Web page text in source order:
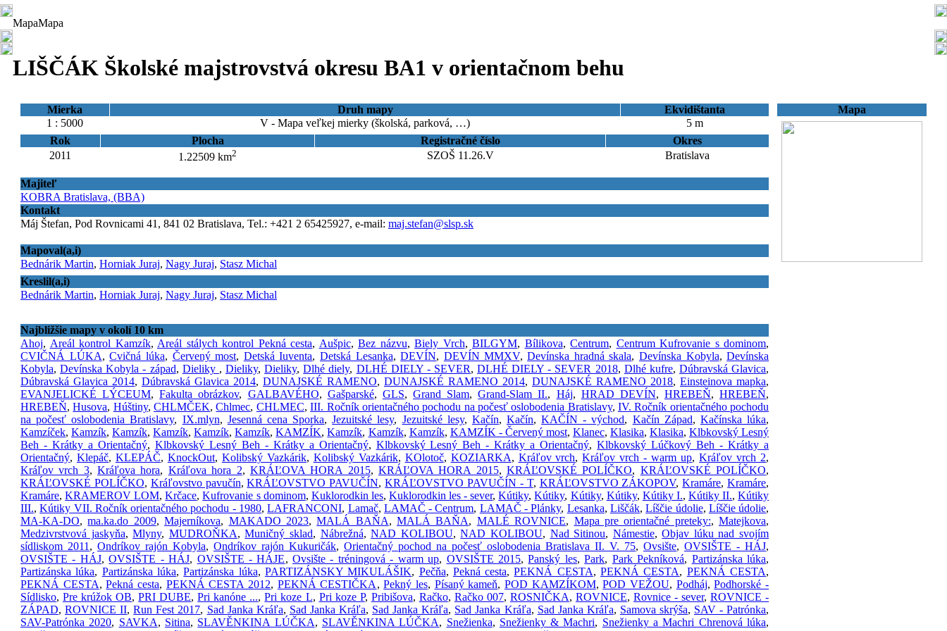
MapaMapa
LIŠČÁK Školské majstrovstvá okresu BA1 v orientačnom behu
Mierka Druh mapy
Ekvidištanta
1 : 5000
V - Mapa veľkej mierky (školská, parková, …)
5 m
Rok
Plocha Registračné číslo
Okres
2011
1.22509 km2 SZOŠ 11.26.V Bratislava
Majiteľ
KOBRA Bratislava, (BBA)
Kontakt
Máj Štefan, Pod Rovnicami 41, 841 02 Bratislava, Tel.: +421 2 65425927, e-mail: maj.stefan@slsp.sk
Mapoval(a,i)
Bednárik Martin, Horniak Juraj, Nagy Juraj, Stasz Michal
Kreslil(a,i)
Bednárik Martin, Horniak Juraj, Nagy Juraj, Stasz Michal
Najbližšie mapy v okolí 10 km
Ahoj, Areál kontrol Kamzík, Areál stálych kontrol Pekná cesta, Aušpic, Bez názvu, Biely Vrch, BILGYM, Bílikova, Centrum, Centrum Kufrovanie s dominom,
CVIČNÁ LÚKA,Cvičná lúka, Červený most, Detská Iuventa, Detská Lesanka,DEVÍN, DEVÍN MMXV,Devínska hradná skala, Devínska Kobyla,Devínska
Kobyla,Devínska Kobyla - západ, Dieliky , Dieliky,Dieliky,Dlhé diely, DLHÉ DIELY - SEVER,DLHÉ DIELY - SEVER 2018, Dlhé kufre,Dúbravská Glavica,
Dúbravská Glavica 2014, Dúbravská Glavica 2014, DUNAJSKÉ RAMENO, DUNAJSKÉ RAMENO 2014, DUNAJSKÉ RAMENO 2018, Einsteinova mapka,
EVANJELICKÉ LÝCEUM,Fakulta obrázkov, GALBAVÉHO, Gašparské, GLS, Grand Slam,Grand-Slam II., Háj, HRAD DEVÍN, HREBEŇ,HREBEŇ,
HREBEŇ,Husova, Húštiny,CHLMČEK,Chlmec, CHLMEC,III. Ročník orientačného pochodu na počesť oslobodenia Bratislavy, IV. Ročník orientačného pochodu
na počesť oslobodenia Bratislavy, IX.mlyn, Jesenná cena Sporka,Jezuitské lesy, Jezuitské lesy, Kačín,Kačín,KAČÍN - východ, Kačín Západ, Kačínska lúka,
Kamzíček,Kamzík,Kamzík,Kamzík,Kamzík,Kamzík,KAMZÍK,Kamzík, Kamzík, Kamzík, KAMZÍK - Červený most, Klanec, Klasika, Klasika,Klbkovský Lesný
Beh - Krátky a Orientačný, Klbkovský Lesný Beh - Krátky a Orientačný, Klbkovský Lesný Beh - Krátky a Orientačný,Klbkovský Lúčkový Beh - Krátky a
Orientačný, Klepáč, KLEPÁČ, KnockOut, Kolibský Vazkárik, Kolibský Vazkárik, KOlotoč, KOZIARKA, Kráľov vrch,Kráľov vrch - warm up,Kráľov vrch 2,
Kráľov vrch 3,Kráľova hora, Kráľova hora 2, KRÁĽOVA HORA 2015, KRÁĽOVA HORA 2015,KRÁĽOVSKÉ POLÍČKO, KRÁĽOVSKÉ POLÍČKO,
KRÁĽOVSKÉ POLÍČKO, Kráľovstvo pavučín,KRÁĽOVSTVO PAVUČÍN,KRÁĽOVSTVO PAVUČÍN - T, KRÁĽOVSTVO ZÁKOPOV,Kramáre,Kramáre,
Kramáre,KRAMEROV LOM,Krčace,Kufrovanie s dominom, Kuklorodkin les, Kuklorodkin les - sever,Kútiky,Kútiky, Kútiky, Kútiky, Kútiky I.,Kútiky II.,Kútiky
III.,Kútiky VII. Ročník orientačného pochodu - 1980,LAFRANCONI, Lamač, LAMAČ - Centrum, LAMAČ - Plánky, Lesanka, Liščák,Líščie údolie, Líščie údolie,
MA-KA-DO,ma.ka.do 2009,Majerníkova, MAKADO 2023,MALÁ BAŇA, MALÁ BAŇA, MALÉ ROVNICE, Mapa pre orientačné preteky:, Matejkova,
Medzivrstvová jaskyňa,Mlyny, MUDROŇKA,Muničný sklad, Nábrežná,NAD KOLIBOU,NAD KOLIBOU, Nad Sitinou, Námestie,Objav lúku nad svojím
sídliskom 2011, Ondríkov rajón Kobyla, Ondríkov rajón Kukuričák, Orientačný pochod na počesť oslobodenia Bratislava II. V. 75, Ovsište, OVSIŠTE - HÁJ,
OVSIŠTE - HÁJ,OVSIŠTE - HÁJ, OVSIŠTE - HÁJE, Ovsište - tréningová - warm up, OVSIŠTE 2015,Panský les,Park, Park Pekníková, Partizánska lúka,
Partizánska lúka, Partizánska lúka,Partizánska lúka, PARTIZÁNSKY MIKULÁŠIK, Pečňa, Pekná cesta,PEKNÁ CESTA,PEKNÁ CESTA, PEKNÁ CESTA,
PEKNÁ CESTA,Pekná cesta, PEKNÁ CESTA 2012, PEKNÁ CESTIČKA,Pekný les, Písaný kameň, POD KAMZÍKOM,POD VEŽOU, Podháj,Podhorské -
Sídlisko,Pre krúžok OB,PRI DUBE,Pri kanóne ...,Pri koze L, Pri koze P, Pribišova, Račko, Račko 007, ROSNIČKA, ROVNICE, Rovnice - sever,ROVNICE -
ZÁPAD,ROVNICE II,Run Fest 2017, Sad Janka Kráľa, Sad Janka Kráľa, Sad Janka Kráľa, Sad Janka Kráľa, Sad Janka Kráľa, Samova skrýša, SAV - Patrónka,
SAV-Patrónka 2020, SAVKA, Sitina, SLAVĚNKINA LÚČKA, SLAVĚNKINA LÚČKA, Snežienka, Snežienky & Machri, Snežienky a Machri Chrenová lúka,
Mapa